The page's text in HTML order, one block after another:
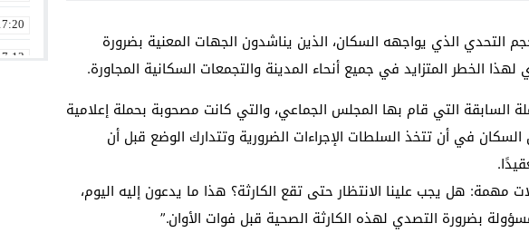
التحدي الذي يواجهه السكان، الذين يناشدون الجهات المعنية بضرورة
الخطر المتزايد في جميع أنحاء المدينة والتجمعات السكانية المجاورة.
السابقة التي قام بها المجلس الجماعي، والتي كانت مصحوبة بحملة إعلامية
في أن تتخذ السلطات الإجراءات الضرورية وتتدارك الوضع قبل أن
مهمة: هل يجب علينا الانتظار حتى تقع الكارثة؟ هذا ما يدعون إليه اليوم،
بضرورة التصدي لهذه الكارثة الصحية قبل فوات الأوان.”